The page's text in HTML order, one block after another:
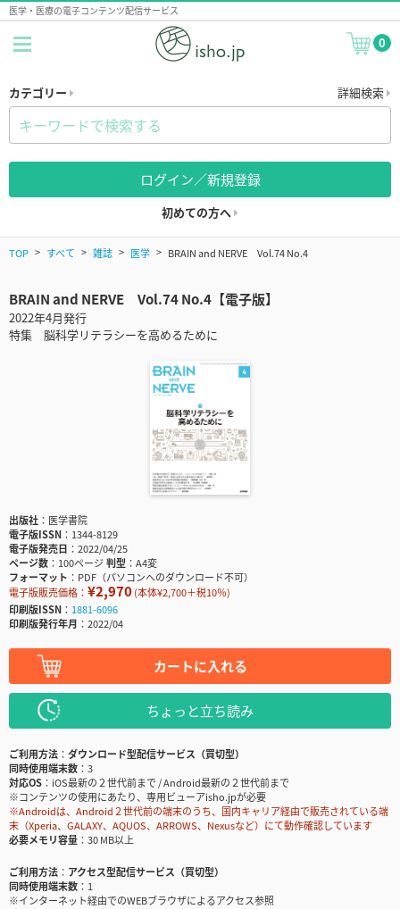
医学・医療の電子コンテンツ配信サービス
0
カテゴリー 詳細検索
ログイン／新規登録
初めての方へ
TOP すべて 雑誌 医学 BRAIN and NERVE Vol.74 No.4
BRAIN and NERVE Vol.74 No.4【電子版】
2022年4月発行
特集 脳科学リテラシーを高めるために
出版社
医学書院
電子版ISSN
1344-8129
電子版発売日
2022/04/25
ページ数
100ページ判型
A4変
フォーマット
PDF（パソコンへのダウンロード不可）
電子版販売価格： ¥2,970(本体¥2,700＋税10％)
印刷版ISSN
1881-6096
印刷版発行年月
2022/04
カートに入れる
ちょっと立ち読み
ご利用方法
ダウンロード型配信サービス（買切型）
同時使用端末数
3
対応OS
iOS最新の２世代前まで / Android最新の２世代前まで
※コンテンツの使用にあたり、専用ビューアisho.jpが必要
※Androidは、Android２世代前の端末のうち、国内キャリア経由で販売されている端
末（Xperia、GALAXY、AQUOS、ARROWS、Nexusなど）にて動作確認しています
必要メモリ容量
30 MB以上
ご利用方法
アクセス型配信サービス（買切型）
同時使用端末数
1
※インターネット経由でのWEBブラウザによるアクセス参照